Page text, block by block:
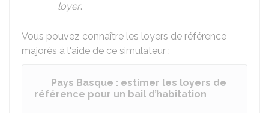
loyer.
Vous pouvez connaître les loyers de référence
majorés à l'aide de ce simulateur :
Pays Basque : estimer les loyers de
référence pour un bail d’habitation